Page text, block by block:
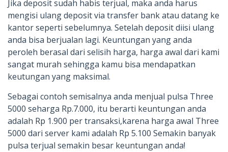
Jika deposit sudah habis terjual, maka anda harus
mengisi ulang deposit via transfer bank atau datang ke
kantor seperti sebelumnya. Setelah deposit diisi ulang
anda bisa berjualan lagi. Keuntungan yang anda
peroleh berasal dari selisih harga, harga awal dari kami
sangat murah sehingga kamu bisa mendapatkan
keutungan yang maksimal.
Sebagai contoh semisalnya anda menjual pulsa Three
5000 seharga Rp.7.000, itu berarti keuntungan anda
adalah Rp 1.900 per transaksi,karena harga awal Three
5000 dari server kami adalah Rp 5.100 Semakin banyak
pulsa terjual semakin besar keuntungan anda!